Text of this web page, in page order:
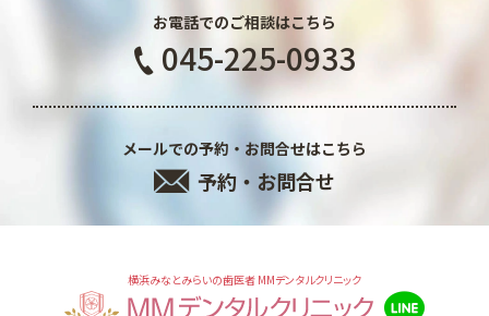
お電話でのご相談はこちら
045-225-0933
メールでの予約・お問合せはこちら
予約・お問合せ
横浜みなとみらいの歯医者 MMデンタルクリニック